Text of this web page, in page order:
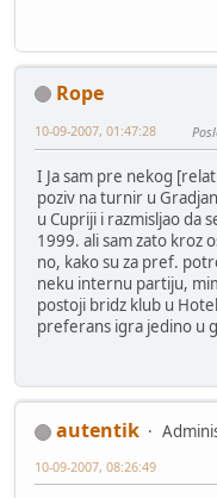
Rope
10-09-2007, 01:47:28
I Ja sam pre nekog
poziv na turnir u
u Cupriji i razmisljao da
1999. ali sam zato kroz
no, kako su za pref.
neku internu partiju,
postoji bridz klub u
preferans igra jedino u
autentik
10-09-2007, 08:26:49